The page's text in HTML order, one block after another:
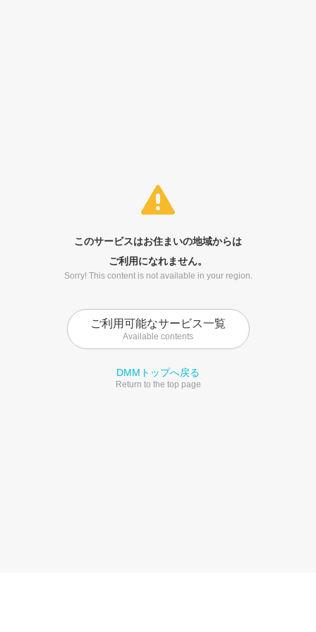
このサービスはお住まいの地域からは
ご利用になれません。
Sorry! This content is not available in your region.
ご利用可能なサービス一覧
Available contents
DMMトップへ戻る
Return to the top page